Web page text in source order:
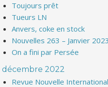
Toujours prêt
Tueurs LN
Anvers, coke en stock
Nouvelles 263 – Janvier 2023
On a fini par Persée
décembre 2022
Revue Nouvelle